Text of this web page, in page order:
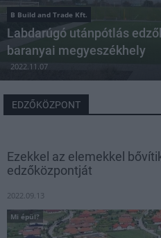
B Build and Trade Kft.
Labdarúgó utánpótlás
baranyai megyeszékhely
2022.11.07
EDZŐKÖZPONT
Ezekkel az elemekkel
edzőközpontját
2022.09.13
Mi épül?